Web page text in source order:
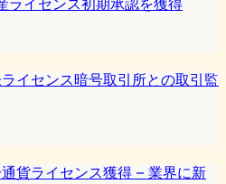
イセンス暗号取引所との取引監
貨ライセンス獲得 – 業界に新